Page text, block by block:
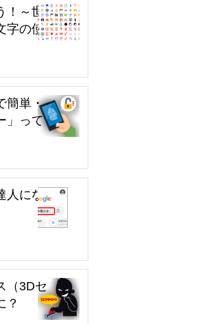
！～世
字の使
簡単・
」って
人にな
（3Dセ
？